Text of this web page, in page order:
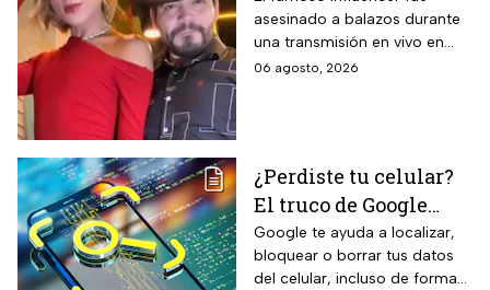
influencer en redes
sociales: “La cita
fresita” | VIDEO
asesinado a balazos durante
una transmisión en vivo en
calles del municipio de
06 agosto, 2026
¿Perdiste tu celular?
El truco de Google
para localizarlo y
proteger tus datos
Google te ayuda a localizar,
bloquear o borrar tus datos
del celular, incluso de forma